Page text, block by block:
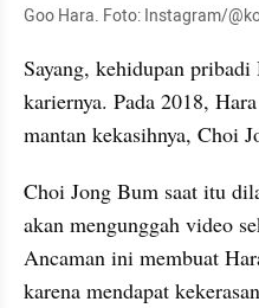
Goo Hara. Foto: Instagram/
Sayang, kehidupan
kariernya. Pada 2018,
mantan kekasihnya, Choi
Choi Jong Bum saat itu
akan mengunggah video
Ancaman ini membuat
karena mendapat